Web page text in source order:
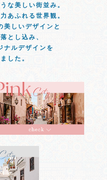
な美しい街並み。
あふれる世界観。
美しいデザインと
とし込み、
ナルデザインを
した。